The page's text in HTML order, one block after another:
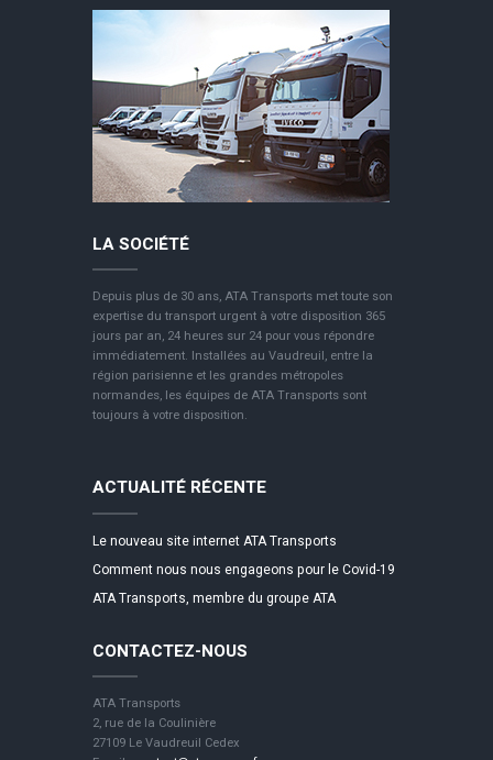
LA SOCIÉTÉ
Depuis plus de 30 ans, ATA Transports met toute son
expertise du transport urgent à votre disposition 365
jours par an, 24 heures sur 24 pour vous répondre
immédiatement. Installées au Vaudreuil, entre la
région parisienne et les grandes métropoles
normandes, les équipes de ATA Transports sont
toujours à votre disposition.
ACTUALITÉ RÉCENTE
Le nouveau site internet ATA Transports
Comment nous nous engageons pour le Covid-19
ATA Transports, membre du groupe ATA
CONTACTEZ-NOUS
ATA Transports
2, rue de la Coulinière
27109 Le Vaudreuil Cedex